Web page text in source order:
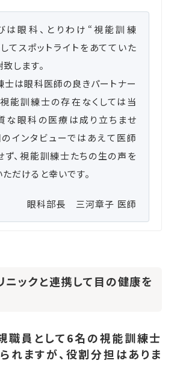
は眼科、とりわけ“視能訓練
てスポットライトをあてていた
します。
士は眼科医師の良きパートナー
視能訓練士の存在なくしては当
な眼科の医療は成り立ちませ
のインタビューではあえて医師
ず、視能訓練士たちの生の声を
だけると幸いです。
眼科部長 三河章子 医師
ニックと連携して目の健康を
職員として6名の視能訓練士
れますが、役割分担はありま